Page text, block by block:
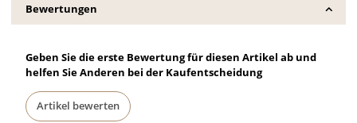
Bewertungen
Geben Sie die erste Bewertung für diesen Artikel ab und
helfen Sie Anderen bei der Kaufentscheidung
Artikel bewerten